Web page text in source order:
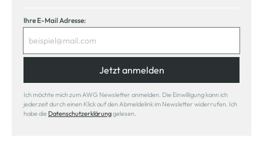
Ihre E-Mail Adresse:
Jetzt anmelden
Ich möchte mich zum AWG Newsletter anmelden. Die Einwilligung kann ich
jederzeit durch einen Klick auf den Abmeldelink im Newsletter widerrufen. Ich
habe die Datenschutzerklärunggelesen.